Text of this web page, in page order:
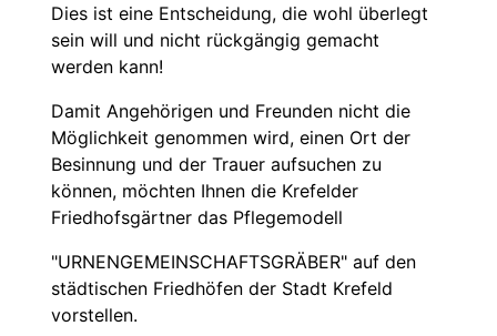
Dies ist eine Entscheidung, die wohl überlegt
sein will und nicht rückgängig gemacht
werden kann!
Damit Angehörigen und Freunden nicht die
Möglichkeit genommen wird, einen Ort der
Besinnung und der Trauer aufsuchen zu
können, möchten Ihnen die Krefelder
Friedhofsgärtner das Pflegemodell
"URNENGEMEINSCHAFTSGRÄBER" auf den
städtischen Friedhöfen der Stadt Krefeld
vorstellen.